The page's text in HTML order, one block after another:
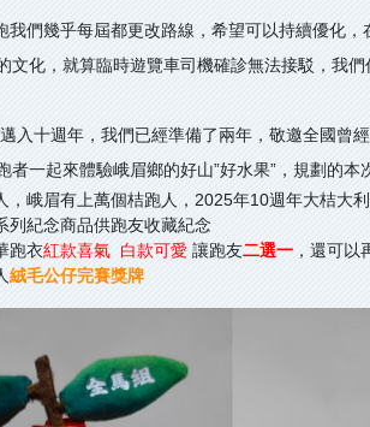
我們幾乎每屆都更改路線，希望可以持續優化
文化，就算臨時遊覽車司機確診無法接駁，我
入十週年，我們已經準備了兩年，敬邀全國曾
者一起來體驗峨眉鄉的好山”好水果”，規劃的本
，峨眉有上萬個桔跑人 ， 2025年10週年大桔大
列紀念商品供跑友收藏紀念
跑衣紅款喜氣 白款可愛 讓跑友二選一 ，還可以
絨毛公仔完賽獎牌